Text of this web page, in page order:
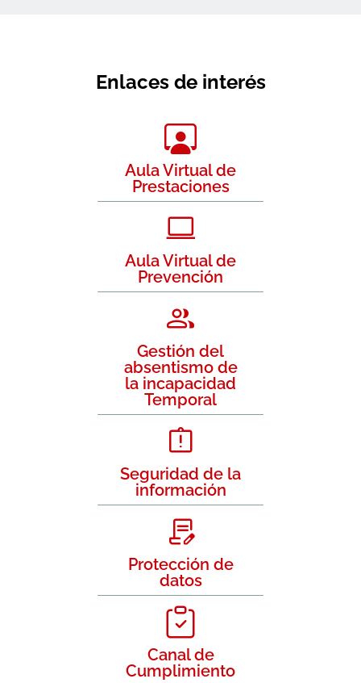
Enlaces de interés
Aula Virtual de
Prestaciones
Aula Virtual de
Prevención
Gestión del
absentismo de
la incapacidad
Temporal
Seguridad de la
información
Protección de
datos
Canal de
Cumplimiento